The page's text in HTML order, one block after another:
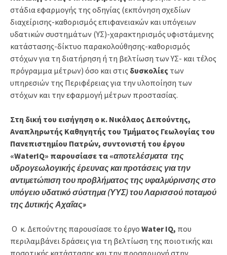
στάδια εφαρμογής της οδηγίας (εκπόνηση σχεδίων
διαχείρισης-καθορισμός επιφανειακών και υπόγειων
υδατικών συστημάτων (ΥΣ)-χαρακτηρισμός υφιστάμενης
κατάστασης-δίκτυο παρακολούθησης-καθορισμός
στόχων για τη διατήρηση ή τη βελτίωση των ΥΣ- και τέλος
πρόγραμμα μέτρων) όσο και στις δυσκολίες των
υπηρεσιών της Περιφέρειας για την υλοποίηση των
στόχων και την εφαρμογή μέτρων προστασίας.
Στη δική του εισήγηση ο κ. Νικόλαος Δεπούντης,
Αναπληρωτής Καθηγητής του Τμήματος Γεωλογίας του
Πανεπιστημίου Πατρών, συντονιστή του έργου
«WaterIQ» παρουσίασε τα «αποτελέσματα της
υδρογεωλογικής έρευνας και προτάσεις για την
αντιμετώπιση του προβλήματος της υφαλμύρινσης στο
υπόγειο υδατικό σύστημα (ΥΥΣ) του Λαρισσού ποταμού
της Δυτικής Αχαΐας»
Ο κ. Δεπούντης παρουσίασε το έργο Water IQ, που
περιλαμβάνει δράσεις για τη βελτίωση της ποιοτικής και
ποσοτικής κατάστασης και την προσαρμογή στην